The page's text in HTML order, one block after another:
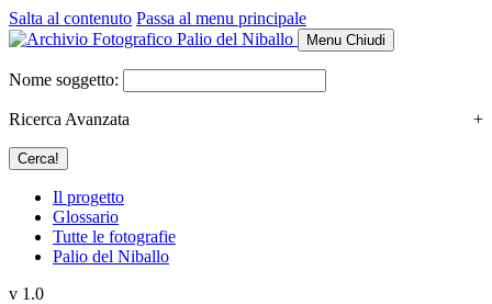
Salta al contenuto Passa al menu principale
Menu Chiudi
Nome soggetto:
Ricerca Avanzata +
Il progetto
Glossario
Tutte le fotografie
Palio del Niballo
v 1.0